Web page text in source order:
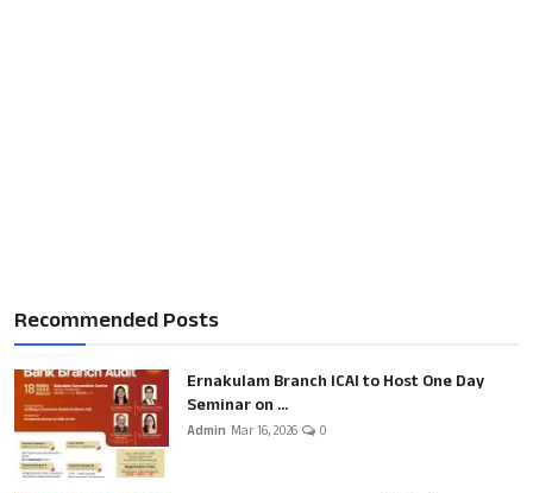
Recommended Posts
Ernakulam Branch ICAI to Host One Day
Seminar on ...
Admin Mar 16, 2026 0